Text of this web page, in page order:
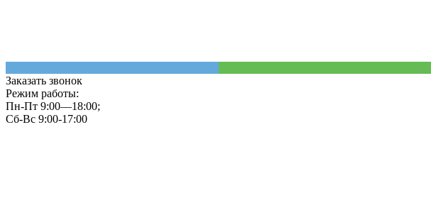
Заказать звонок
Режим работы:
Пн-Пт 9:00—18:00;
Сб-Вс 9:00-17:00